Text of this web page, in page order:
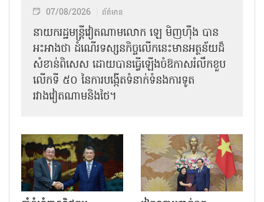
07/08/2026 ព័ត៌មាន
នាយករដ្ឋមន្ត្រីវៀតណាមលោក ឡេ មិញហ៊ឹង បាន
អះអាងថា ដំណើរទស្សនកិច្ចលើកនេះមានអត្ថន័យដ៏
សំខាន់ពិសេស ដោយបានធ្វើឡើងចំឱកាសរំលឹកខួប
លើកទី ៥០ នៃការបង្កើតទំនាក់ទំនងការទូត
រវាងវៀតណាមនិងថៃ។